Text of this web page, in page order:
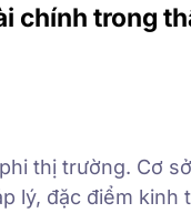
chính trong
thị trường. Cơ
lý, đặc điểm